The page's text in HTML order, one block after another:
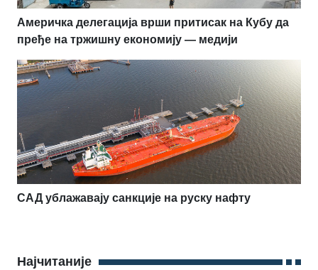
Америчка делегација врши притисак на Кубу да
пређе на тржишну економију — медији
САД ублажавају санкције на руску нафту
Најчитаније